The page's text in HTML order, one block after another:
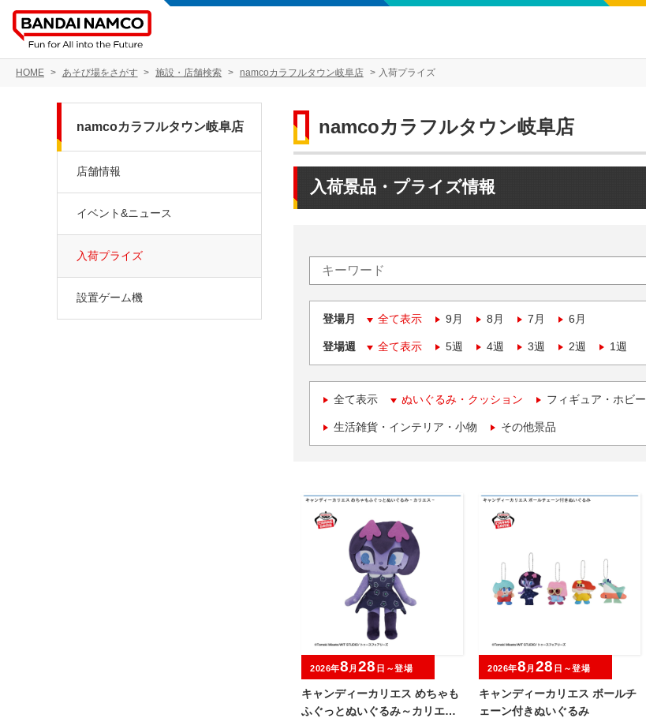
HOME あそび場をさがす 施設・店舗検索 namcoカラフルタウン岐阜店 入荷プライズ
namcoカラフルタウン岐阜店
入荷景品・プライズ情報
登場月 全て表示 9月 8月 7月 6月
登場週 全て表示 5週 4週 3週 2週 1週
全て表示 ぬいぐるみ・クッション フィギュア・ホビー
生活雑貨・インテリア・小物 その他景品
キャンディーカリエス めちゃも
ふぐっとぬいぐるみ～カリエス
2026年8 月 28 日～登場
キャンディーカリエス ボールチ
ェーン付きぬいぐるみ
2026年8 月 28 日～登場
namcoカラフルタウン岐阜店
店舗情報
イベント&ニュース
入荷プライズ
設置ゲーム機